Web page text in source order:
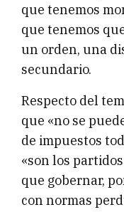
que tenemos
que tenemos
un orden, una
secundario.
Respecto del
que «no se
de impuestos
«son los
que gobernar,
con normas